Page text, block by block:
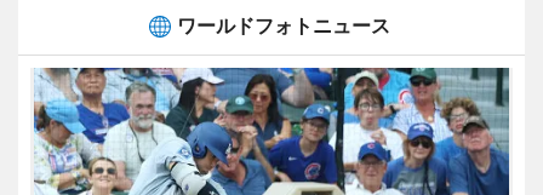
ワールドフォトニュース